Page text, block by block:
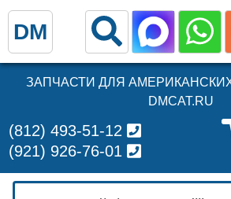
ЗАПЧАСТИ ДЛЯ
DMCAT.RU
(812) 493-51-12
(921) 926-76-01
DM